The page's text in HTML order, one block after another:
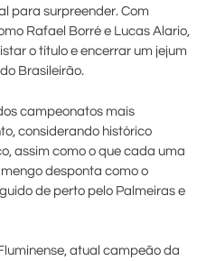
para surpreender. Com
Rafael Borré e Lucas Alario,
o título e encerrar um jejum
Brasileirão.
campeonatos mais
considerando histórico
assim como o que cada uma
desponta como o
de perto pelo Palmeiras e
atual campeão da